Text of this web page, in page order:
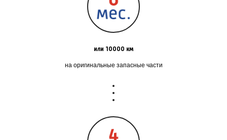
или 10000 км
на оригинальные запасные части